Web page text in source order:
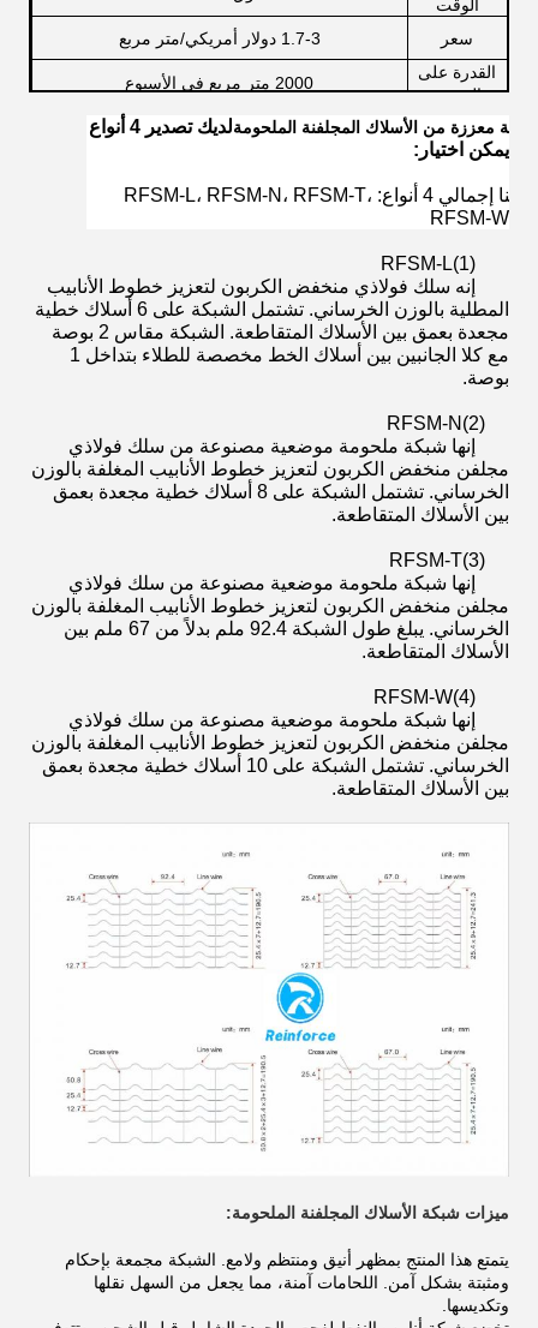
الوقت
سعر
1.7-3 دولار أمريكي/متر مربع
القدرة على
العرض
2000 متر مربع في الأسبوع
شبكة معززة من الأسلاك المجلفنة الملحومة
لديك تصدير 4 أنواع
يمكن اختيار:
لدينا إجمالي 4 أنواع: RFSM-L، RFSM-N، RFSM-T،
RFSM-W
(1)
RFSM-L
إنه سلك فولاذي منخفض الكربون لتعزيز خطوط الأنابيب
المطلية بالوزن الخرساني. تشتمل الشبكة على 6 أسلاك خطية
مجعدة بعمق بين الأسلاك المتقاطعة. الشبكة مقاس 2 بوصة
مع كلا الجانبين بين أسلاك الخط مخصصة للطلاء بتداخل 1
بوصة.
(2)
RFSM-N
إنها شبكة ملحومة موضعية مصنوعة من سلك فولاذي
مجلفن منخفض الكربون لتعزيز خطوط الأنابيب المغلفة بالوزن
الخرساني. تشتمل الشبكة على 8 أسلاك خطية مجعدة بعمق
بين الأسلاك المتقاطعة.
(3)
RFSM-T
إنها شبكة ملحومة موضعية مصنوعة من سلك فولاذي
مجلفن منخفض الكربون لتعزيز خطوط الأنابيب المغلفة بالوزن
الخرساني. يبلغ طول الشبكة 92.4 ملم بدلاً من 67 ملم بين
الأسلاك المتقاطعة.
(4)
RFSM-W
إنها شبكة ملحومة موضعية مصنوعة من سلك فولاذي
مجلفن منخفض الكربون لتعزيز خطوط الأنابيب المغلفة بالوزن
الخرساني. تشتمل الشبكة على 10 أسلاك خطية مجعدة بعمق
بين الأسلاك المتقاطعة.
ميزات شبكة الأسلاك المجلفنة الملحومة:
يتمتع هذا المنتج بمظهر أنيق ومنتظم ولامع. الشبكة مجمعة بإحكام
ومثبتة بشكل آمن. اللحامات آمنة، مما يجعل من السهل نقلها
وتكديسها.